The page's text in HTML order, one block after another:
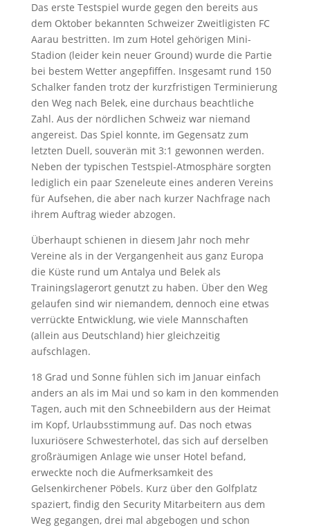
Das erste Testspiel wurde gegen den bereits aus
dem Oktober bekannten Schweizer Zweitligisten FC
Aarau bestritten. Im zum Hotel gehörigen Mini-
Stadion (leider kein neuer Ground) wurde die Partie
bei bestem Wetter angepfiffen. Insgesamt rund 150
Schalker fanden trotz der kurzfristigen Terminierung
den Weg nach Belek, eine durchaus beachtliche
Zahl. Aus der nördlichen Schweiz war niemand
angereist. Das Spiel konnte, im Gegensatz zum
letzten Duell, souverän mit 3:1 gewonnen werden.
Neben der typischen Testspiel-Atmosphäre sorgten
lediglich ein paar Szeneleute eines anderen Vereins
für Aufsehen, die aber nach kurzer Nachfrage nach
ihrem Auftrag wieder abzogen.
Überhaupt schienen in diesem Jahr noch mehr
Vereine als in der Vergangenheit aus ganz Europa
die Küste rund um Antalya und Belek als
Trainingslagerort genutzt zu haben. Über den Weg
gelaufen sind wir niemandem, dennoch eine etwas
verrückte Entwicklung, wie viele Mannschaften
(allein aus Deutschland) hier gleichzeitig
aufschlagen.
18 Grad und Sonne fühlen sich im Januar einfach
anders an als im Mai und so kam in den kommenden
Tagen, auch mit den Schneebildern aus der Heimat
im Kopf, Urlaubsstimmung auf. Das noch etwas
luxuriösere Schwesterhotel, das sich auf derselben
großräumigen Anlage wie unser Hotel befand,
erweckte noch die Aufmerksamkeit des
Gelsenkirchener Pöbels. Kurz über den Golfplatz
spaziert, findig den Security Mitarbeitern aus dem
Weg gegangen, drei mal abgebogen und schon